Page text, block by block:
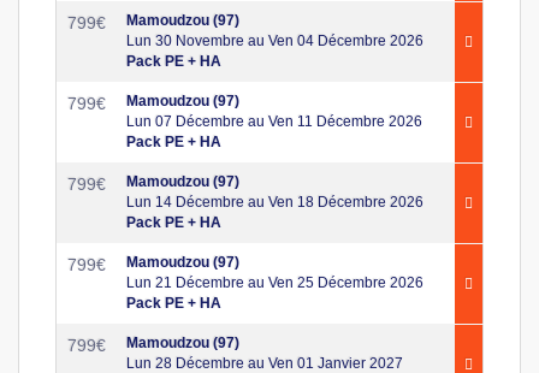
799€
Mamoudzou (97)
Lun 30 Novembre au Ven 04 Décembre 2026
Pack PE + HA
799€
Mamoudzou (97)
Lun 07 Décembre au Ven 11 Décembre 2026
Pack PE + HA
799€
Mamoudzou (97)
Lun 14 Décembre au Ven 18 Décembre 2026
Pack PE + HA
799€
Mamoudzou (97)
Lun 21 Décembre au Ven 25 Décembre 2026
Pack PE + HA
799€
Mamoudzou (97)
Lun 28 Décembre au Ven 01 Janvier 2027